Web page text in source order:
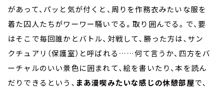
があって、パッと気が付くと、周りを作務衣みたいな服を
着た囚人たちがワーワー騒いでる。取り囲んでる。で、要
はそこで毎回誰かとバトル、対戦して、勝った方は、サン
クチュアリ（保護室）と呼ばれる……何て言うか、四方をバ
ーチャルのいい景色に囲まれて、絵を書いたり、本を読ん
だりできるという、 まあ漫喫みたいな感じの休憩部屋で、